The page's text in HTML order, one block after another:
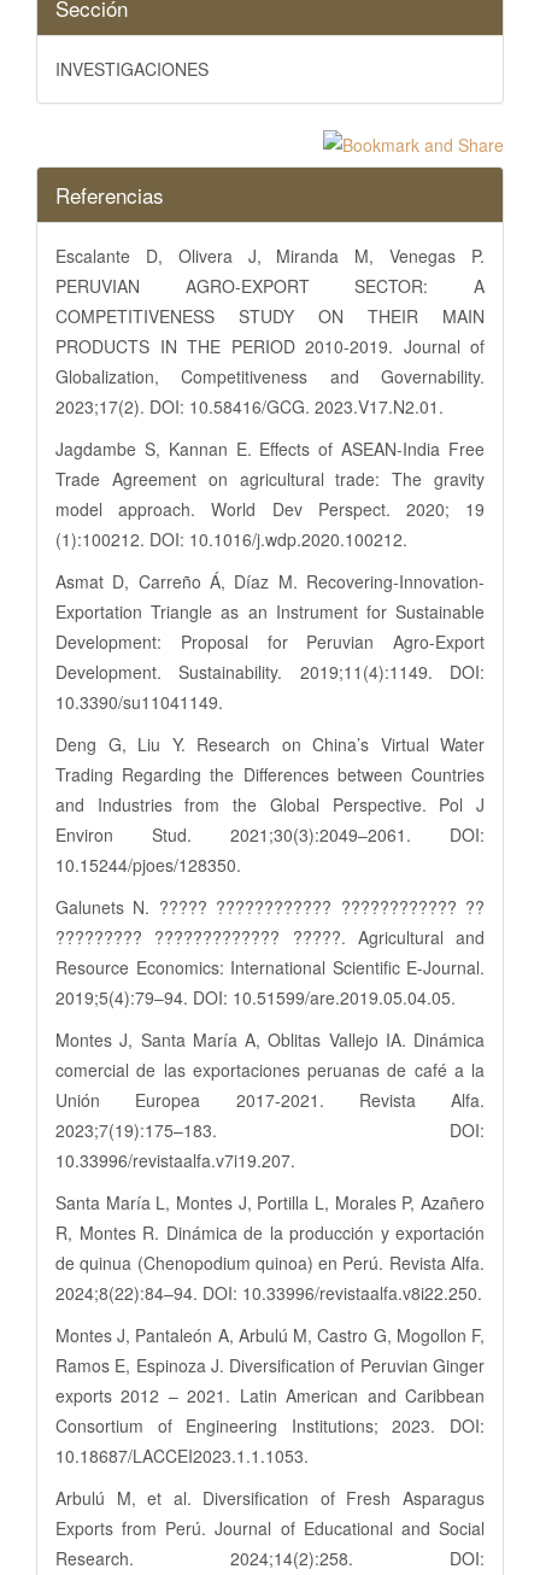
Sección
INVESTIGACIONES
Referencias
Escalante D, Olivera J, Miranda M, Venegas P.
PERUVIAN AGRO-EXPORT SECTOR: A
COMPETITIVENESS STUDY ON THEIR MAIN
PRODUCTS IN THE PERIOD 2010-2019. Journal of
Globalization, Competitiveness and Governability.
2023;17(2). DOI: 10.58416/GCG. 2023.V17.N2.01.
Jagdambe S, Kannan E. Effects of ASEAN-India Free
Trade Agreement on agricultural trade: The gravity
model approach. World Dev Perspect. 2020; 19
(1):100212. DOI: 10.1016/j.wdp.2020.100212.
Asmat D, Carreño Á, Díaz M. Recovering-Innovation-
Exportation Triangle as an Instrument for Sustainable
Development: Proposal for Peruvian Agro-Export
Development. Sustainability. 2019;11(4):1149. DOI:
10.3390/su11041149.
Deng G, Liu Y. Research on China’s Virtual Water
Trading Regarding the Differences between Countries
and Industries from the Global Perspective. Pol J
Environ Stud. 2021;30(3):2049–2061. DOI:
10.15244/pjoes/128350.
Galunets N. ????? ???????????? ???????????? ??
????????? ????????????? ?????. Agricultural and
Resource Economics: International Scientific E-Journal.
2019;5(4):79–94. DOI: 10.51599/are.2019.05.04.05.
Montes J, Santa María A, Oblitas Vallejo IA. Dinámica
comercial de las exportaciones peruanas de café a la
Unión Europea 2017-2021. Revista Alfa.
2023;7(19):175–183. DOI:
10.33996/revistaalfa.v7i19.207.
Santa María L, Montes J, Portilla L, Morales P, Azañero
R, Montes R. Dinámica de la producción y exportación
de quinua (Chenopodium quinoa) en Perú. Revista Alfa.
2024;8(22):84–94. DOI: 10.33996/revistaalfa.v8i22.250.
Montes J, Pantaleón A, Arbulú M, Castro G, Mogollon F,
Ramos E, Espinoza J. Diversification of Peruvian Ginger
exports 2012 – 2021. Latin American and Caribbean
Consortium of Engineering Institutions; 2023. DOI:
10.18687/LACCEI2023.1.1.1053.
Arbulú M, et al. Diversification of Fresh Asparagus
Exports from Perú. Journal of Educational and Social
Research. 2024;14(2):258. DOI: